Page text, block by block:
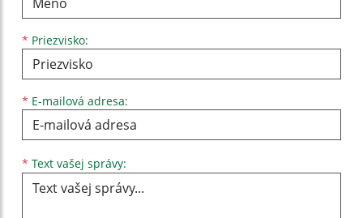
* Priezvisko:
* E-mailová adresa:
* Text vašej správy: